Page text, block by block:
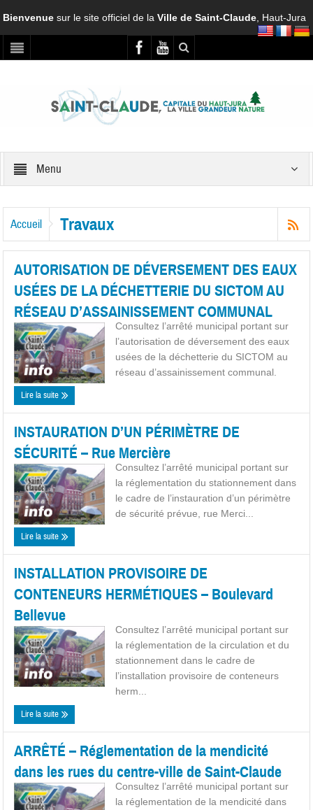
Bienvenuesur le site officiel de laVille de Saint-Claude , Haut-Jura
Menu
Accueil Travaux
AUTORISATION DE DÉVERSEMENT DES EAUX
USÉES DE LA DÉCHETTERIE DU SICTOM AU
RÉSEAU D’ASSAINISSEMENT COMMUNAL
Consultez l’arrêté municipal portant sur
l’autorisation de déversement des eaux
usées de la déchetterie du SICTOM au
réseau d’assainissement communal.
Lire la suite
INSTAURATION D’UN PÉRIMÈTRE DE
SÉCURITÉ – Rue Mercière
Consultez l’arrêté municipal portant sur
la réglementation du stationnement dans
le cadre de l’instauration d’un périmètre
de sécurité prévue, rue Merci...
Lire la suite
INSTALLATION PROVISOIRE DE
CONTENEURS HERMÉTIQUES – Boulevard
Bellevue
Consultez l’arrêté municipal portant sur
la réglementation de la circulation et du
stationnement dans le cadre de
l’installation provisoire de conteneurs
herm...
Lire la suite
ARRÊTÉ – Réglementation de la mendicité
dans les rues du centre-ville de Saint-Claude
Consultez l’arrêté municipal portant sur
la réglementation de la mendicité dans